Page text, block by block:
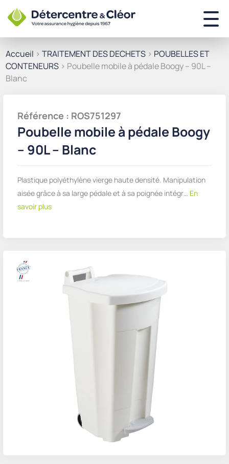
Accueil > TRAITEMENT DES DECHETS > POUBELLES ET
CONTENEURS > Poubelle mobile à pédale Boogy – 90L –
Blanc
Référence : ROS751297
Poubelle mobile à pédale Boogy
– 90L – Blanc
Plastique polyéthylène vierge haute densité. Manipulation
aisée grâce à sa large pédale et à sa poignée intégr… En
savoir plus